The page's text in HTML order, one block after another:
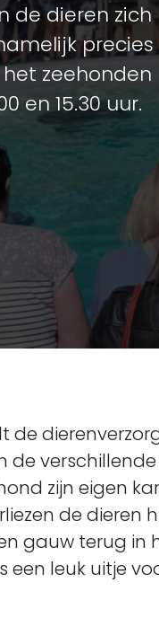
de dieren zich
precies
zeehonden
en 15.30 uur.
de
de
zijn eigen
de dieren
gauw terug in
een leuk uitje